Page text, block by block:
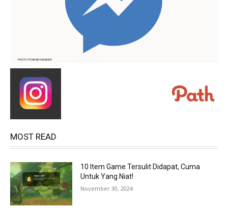
MOST READ
10 Item Game Tersulit Didapat, Cuma
Untuk Yang Niat!
November 30, 2024